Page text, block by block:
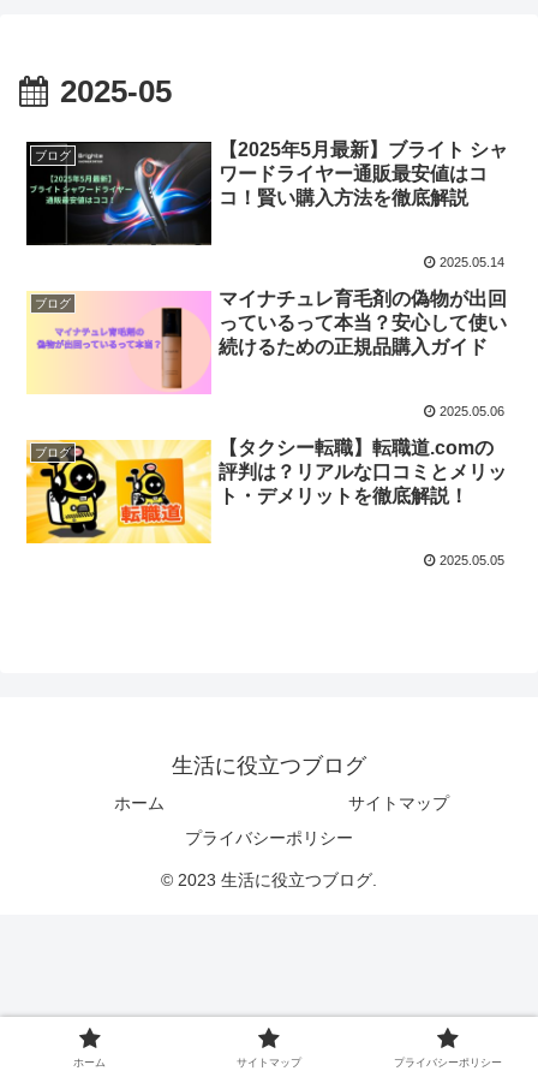
2025-05
ブログ
【2025年5月最新】ブライト シャ
ワードライヤー通販最安値はコ
コ！賢い購入方法を徹底解説
2025.05.14
ブログ
マイナチュレ育毛剤の偽物が出回
っているって本当？安心して使い
続けるための正規品購入ガイド
2025.05.06
ブログ
【タクシー転職】転職道.comの
評判は？リアルな口コミとメリッ
ト・デメリットを徹底解説！
2025.05.05
生活に役立つブログ
ホーム
サイトマップ
プライバシーポリシー
© 2023 生活に役立つブログ.
ホーム サイトマップ プライバシーポリシー